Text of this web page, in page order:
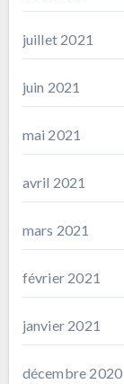
juillet 2021
juin 2021
mai 2021
avril 2021
mars 2021
février 2021
janvier 2021
décembre 2020